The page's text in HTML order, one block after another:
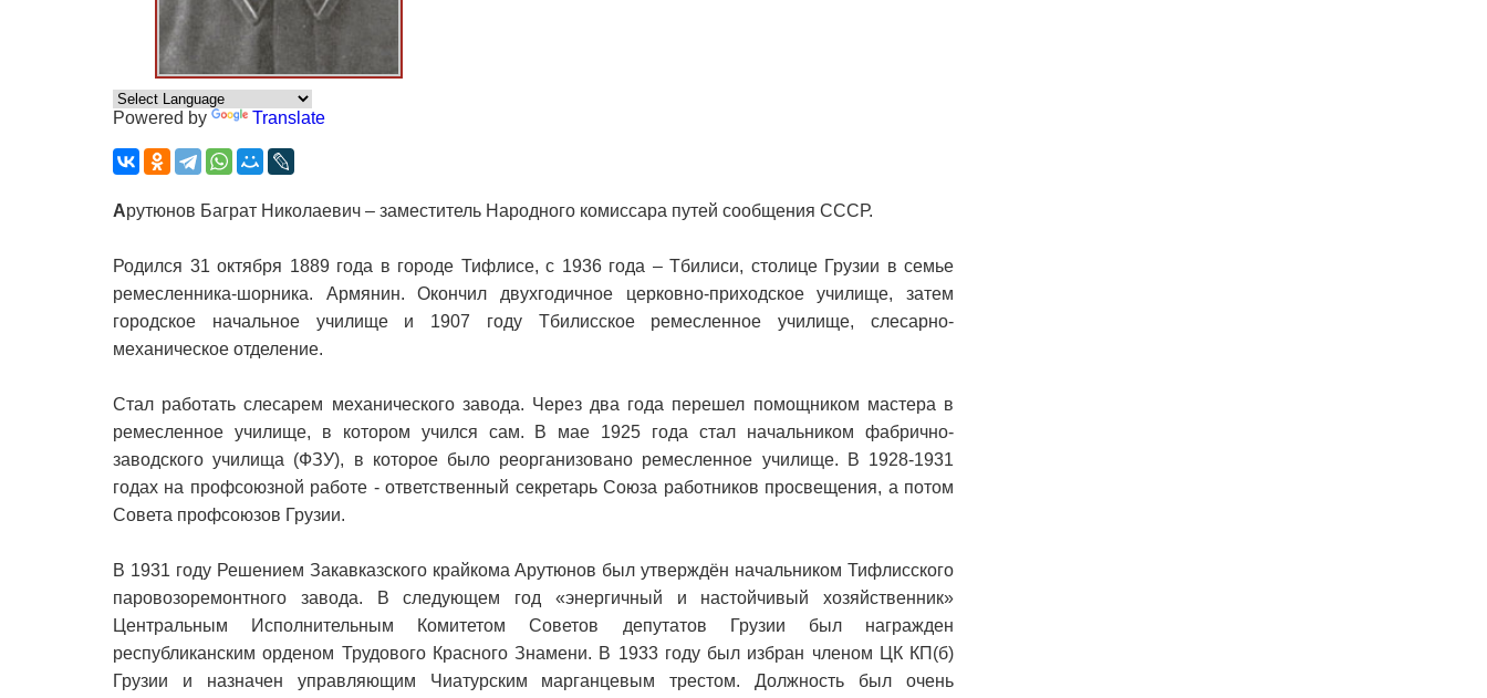
Powered by Translate
Арутюнов Баграт Николаевич – заместитель Народного комиссара путей сообщения СССР.
Родился 31 октября 1889 года в городе Тифлисе, с 1936 года – Тбилиси, столице Грузии в семье
ремесленника-шорника. Армянин. Окончил двухгодичное церковно-приходское училище, затем
городское начальное училище и 1907 году Тбилисское ремесленное училище, слесарно-
механическое отделение.
Стал работать слесарем механического завода. Через два года перешел помощником мастера в
ремесленное училище, в котором учился сам. В мае 1925 года стал начальником фабрично-
заводского училища (ФЗУ), в которое было реорганизовано ремесленное училище. В 1928-1931
годах на профсоюзной работе - ответственный секретарь Союза работников просвещения, а потом
Совета профсоюзов Грузии.
В 1931 году Решением Закавказского крайкома Арутюнов был утверждён начальником Тифлисского
паровозоремонтного завода. В следующем год «энергичный и настойчивый хозяйственник»
Центральным Исполнительным Комитетом Советов депутатов Грузии был награжден
республиканским орденом Трудового Красного Знамени. В 1933 году был избран членом ЦК КП(б)
Грузии и назначен управляющим Чиатурским марганцевым трестом. Должность был очень